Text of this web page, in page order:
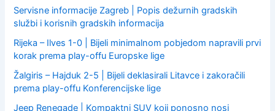
Servisne informacije Zagreb | Popis dežurnih gradskih
službi i korisnih gradskih informacija
Rijeka – Ilves 1-0 | Bijeli minimalnom pobjedom napravili prvi
korak prema play-offu Europske lige
Žalgiris – Hajduk 2-5 | Bijeli deklasirali Litavce i zakoračili
prema play-offu Konferencijske lige
Jeep Renegade | Kompaktni SUV koji ponosno nosi